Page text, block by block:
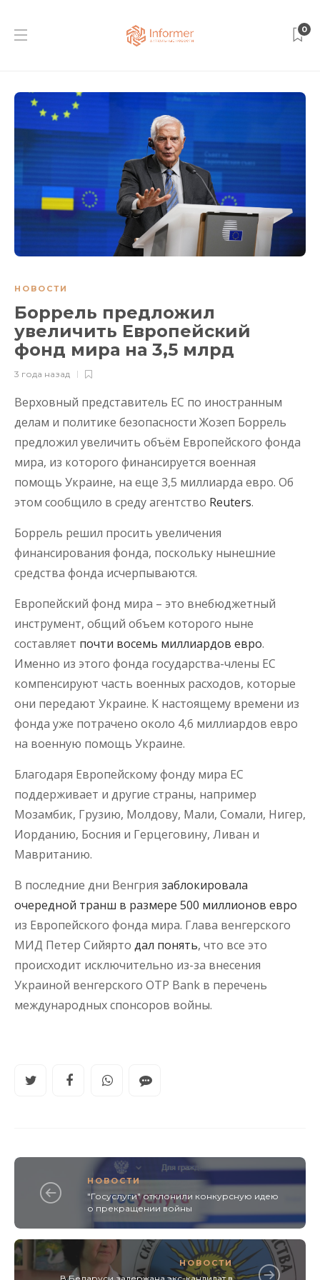
0
НОВОСТИ
Боррель предложил
увеличить Европейский
фонд мира на 3,5 млрд
3 года назад
Верховный представитель ЕС по иностранным
делам и политике безопасности Жозеп Боррель
предложил увеличить объём Европейского фонда
мира, из которого финансируется военная
помощь Украине, на еще 3,5 миллиарда евро. Об
этом сообщило в среду агентство Reuters.
Боррель решил просить увеличения
финансирования фонда, поскольку нынешние
средства фонда исчерпываются.
Европейский фонд мира – это внебюджетный
инструмент, общий объем которого ныне
составляет почти восемь миллиардов евро.
Именно из этого фонда государства-члены ЕС
компенсируют часть военных расходов, которые
они передают Украине. К настоящему времени из
фонда уже потрачено около 4,6 миллиардов евро
на военную помощь Украине.
Благодаря Европейскому фонду мира ЕС
поддерживает и другие страны, например
Мозамбик, Грузию, Молдову, Мали, Сомали, Нигер,
Иорданию, Босния и Герцеговину, Ливан и
Мавританию.
В последние дни Венгрия заблокировала
очередной транш в размере 500 миллионов евро
из Европейского фонда мира. Глава венгерского
МИД Петер Сийярто дал понять, что все это
происходит исключительно из-за внесения
Украиной венгерского OTP Bank в перечень
международных спонсоров войны.
НОВОСТИ
"Госуслуги" отклонили конкурсную идею
о прекращении войны
НОВОСТИ